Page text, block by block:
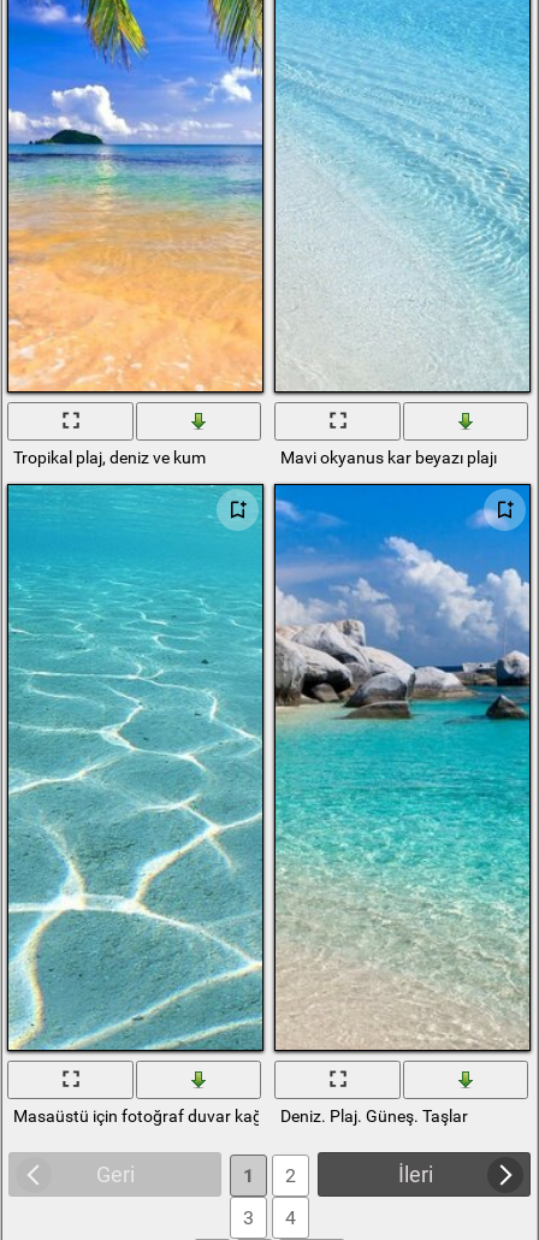
Tropikal plaj, deniz ve kum Mavi okyanus kar beyazı plajı
Masaüstü için fotoğraf duvar kağıtları. Plaj ve suDeniz. Plaj. Güneş. Taşlar
Geri İleri
1
2
3
4